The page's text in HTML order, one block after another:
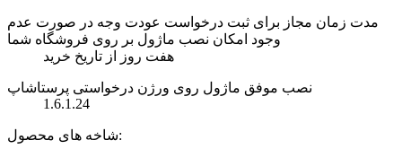
مدت زمان مجاز برای ثبت درخواست عودت وجه در صورت عدم
وجود امکان نصب ماژول بر روی فروشگاه شما
هفت روز از تاریخ خرید
نصب موفق ماژول روی ورژن درخواستی پرستاشاپ
1.6.1.24
شاخه های محصول: